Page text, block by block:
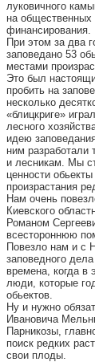
луковичного
на общественных
финансирования.
При этом за два
заповедано 53
местами
Это был
пробить на
несколько
«блицкриге»
лесного
идею
ним разработали
и лесникам. Мы
ценности
произрастания
Нам очень
Киевского
Романом
всестороннюю
Повезло нам и с
заповедного
времена, когда
люди, которые
обьектов.
Ну и нужно
Ивановича
Парникозы,
поиск редких
свои плоды.